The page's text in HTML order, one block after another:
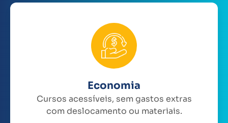
Economia
Cursos acessíveis, sem gastos extras
com deslocamento ou materiais.